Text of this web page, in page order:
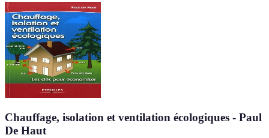
Chauffage, isolation et ventilation écologiques - Paul
De Haut